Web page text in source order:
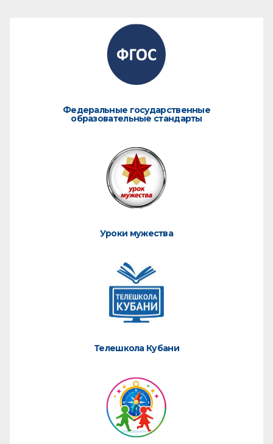
Федеральные государственные
образовательные стандарты
Уроки мужества
Телешкола Кубани